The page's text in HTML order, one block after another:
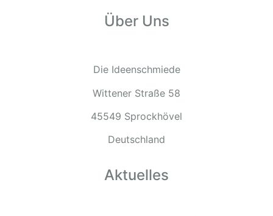
Über Uns
Die Ideenschmiede
Wittener Straße 58
45549 Sprockhövel
Deutschland
Aktuelles